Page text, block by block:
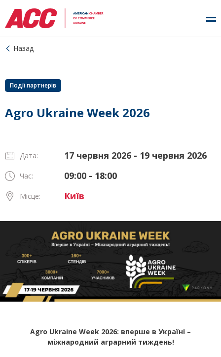
Назад
Події партнерів
Agro Ukraine Week 2026
Дата: 17 червня 2026 - 19 червня 2026
Час: 09:00 - 18:00
Місце: Київ
Agro Ukraine Week 2026: вперше в Україні –
міжнародний аграрний тиждень!